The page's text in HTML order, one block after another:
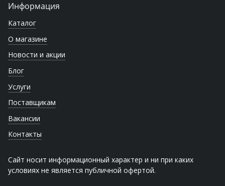
Информация
Каталог
О магазине
Новости и акции
Блог
Услуги
Поставщикам
Вакансии
Контакты
Сайт носит информационный характер и ни при каких
условиях не является публичной офертой.